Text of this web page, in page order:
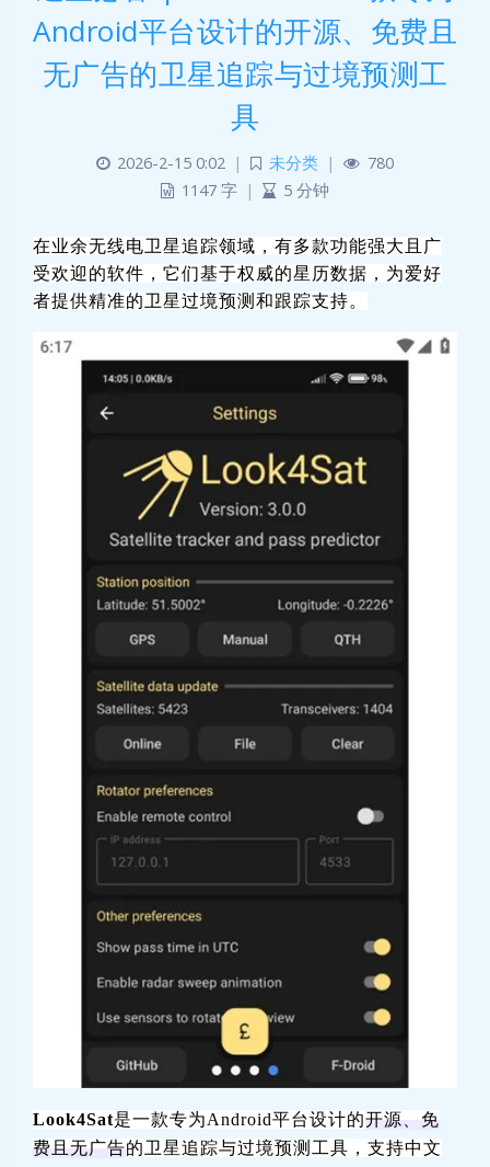
Android平台设计的开源、免费且
无广告‌的卫星追踪与过境预测工
具
2026-2-15 0:02 | 未分类 |
780
1147 字 | 5 分钟
在业余无线电卫星追踪领域，有多款功能强大且广
受欢迎的软件，它们基于权威的星历数据，为爱好
者提供精准的卫星过境预测和跟踪支持。
Look4Sat是一款专为Android平台设计的开源、免
费且无广告‌的卫星追踪与过境预测工具，支持中文